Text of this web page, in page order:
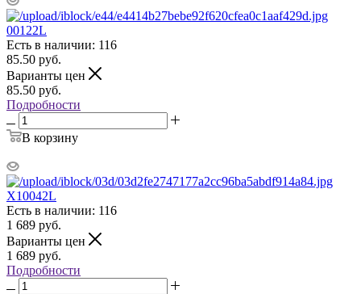
00122L
Есть в наличии: 116
85.50 руб.
Варианты цен
85.50 руб.
Подробности
В корзину
X10042L
Есть в наличии: 116
1 689 руб.
Варианты цен
1 689 руб.
Подробности